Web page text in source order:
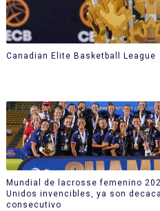
Canadian Elite Basketball League
Mundial de lacrosse femenino
Unidos invencibles, ya son
consecutivo